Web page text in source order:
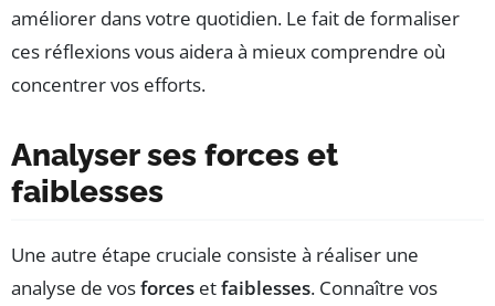
améliorer dans votre quotidien. Le fait de formaliser
ces réflexions vous aidera à mieux comprendre où
concentrer vos efforts.
Analyser ses forces et
faiblesses
Une autre étape cruciale consiste à réaliser une
analyse de vosforces etfaiblesses. Connaître vos